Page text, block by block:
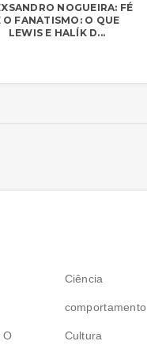
NOGUEIRA: FÉ
O FANATISMO: O QUE
LEWIS E HALÍK D...
O
Ciência
comportamento
Cultura